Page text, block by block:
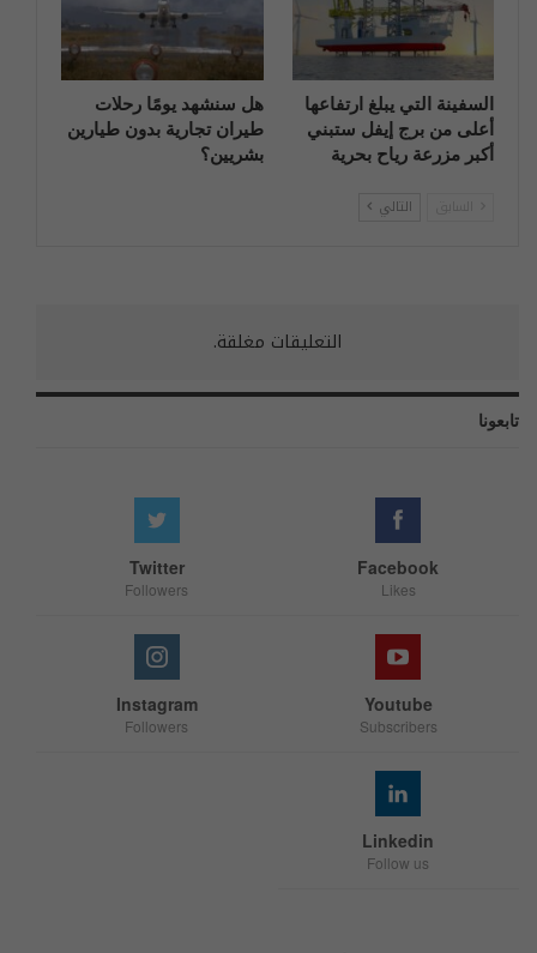
السفينة التي يبلغ ارتفاعها
أعلى من برج إيفل ستبني
أكبر مزرعة رياح بحرية
هل سنشهد يومًا رحلات
طيران تجارية بدون طيارين
بشريين؟
التالي
التعليقات مغلقة.
تابعونا
Facebook
Likes
Twitter
Followers
Youtube
Subscribers
Instagram
Followers
Linkedin
Follow us